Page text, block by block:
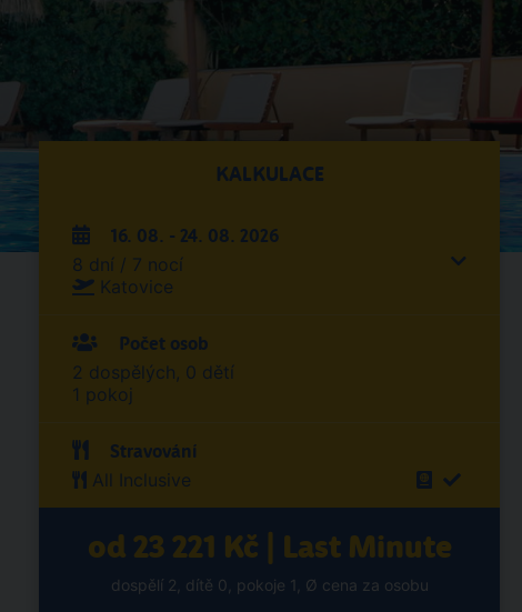
KALKULACE
16. 08. - 24. 08. 2026
8 dní / 7 nocí
Katovice
Počet osob
2 dospělých, 0 dětí
1 pokoj
Stravování
All Inclusive
od 23 221 Kč | Last Minute
dospělí 2, dítě 0, pokoje 1, Ø cena za osobu